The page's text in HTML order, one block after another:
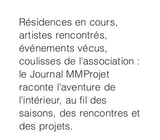
Résidences en cours,
artistes rencontrés,
événements vécus,
coulisses de l'association :
le Journal MMProjet
raconte l'aventure de
l'intérieur, au fil des
saisons, des rencontres et
des projets.